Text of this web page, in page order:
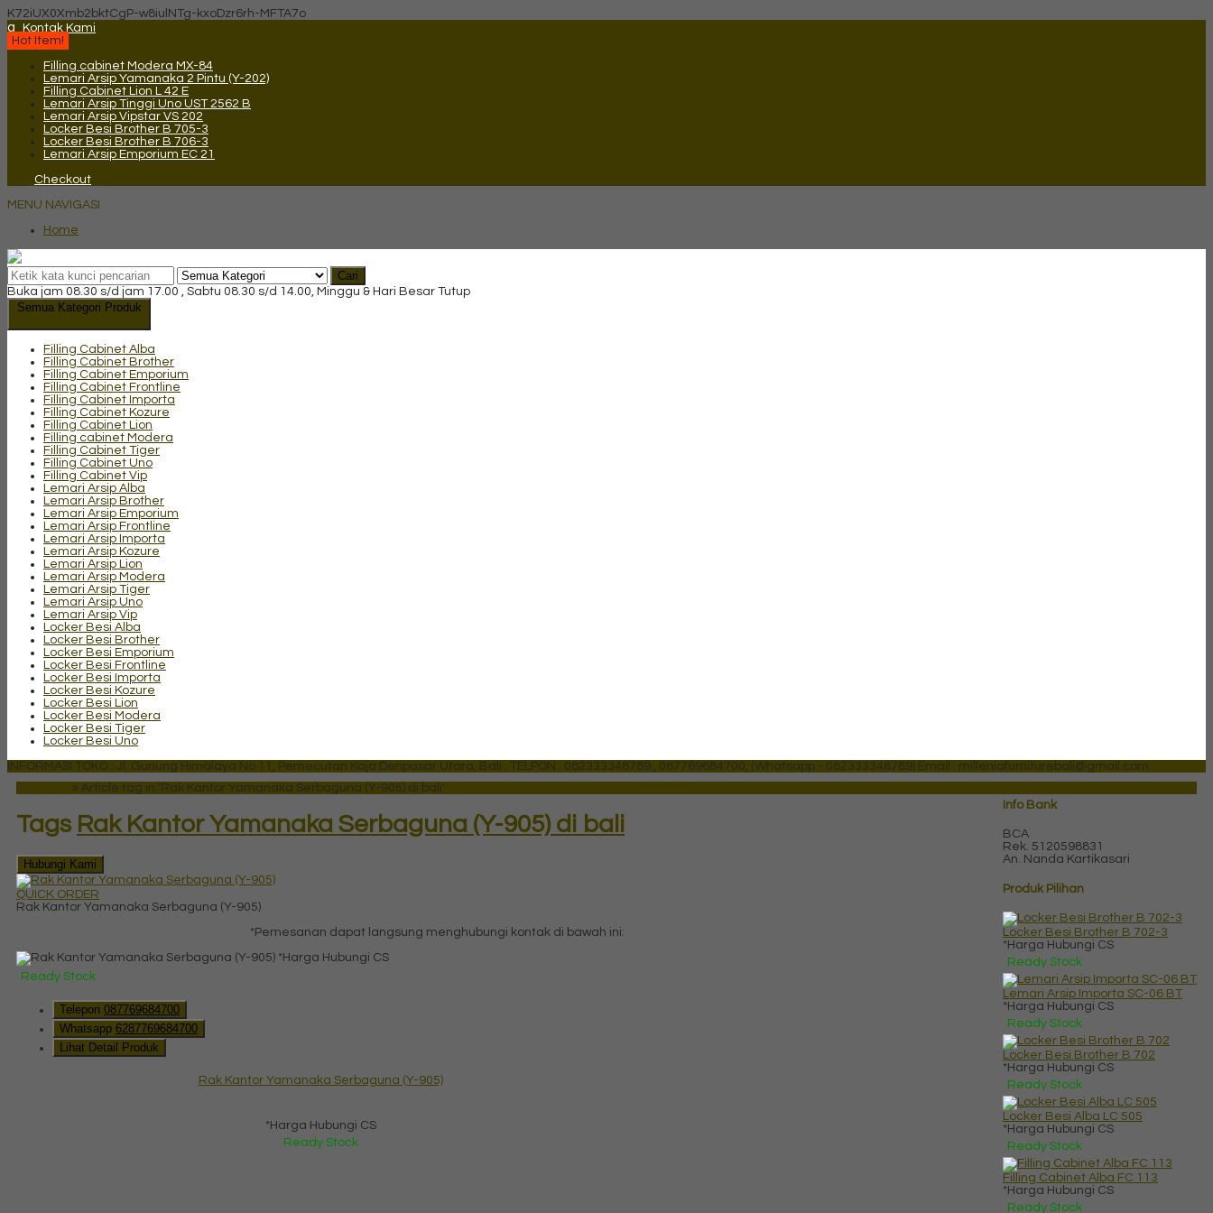
K72iUX0Xmb2bktCgP-w8iulNTg-kxoDzr6rh-MFTA7o
q
Kontak Kami
Hot Item!
Filling cabinet Modera MX-84
Lemari Arsip Yamanaka 2 Pintu (Y-202)
Filling Cabinet Lion L 42 E
Lemari Arsip Tinggi Uno UST 2562 B
Lemari Arsip Vipstar VS 202
Locker Besi Brother B 705-3
Locker Besi Brother B 706-3
Lemari Arsip Emporium EC 21
Checkout
MENU NAVIGASI
Home
Cari
Buka jam 08.30 s/d jam 17.00 , Sabtu 08.30 s/d 14.00, Minggu & Hari Besar Tutup
Semua Kategori Produk
Filling Cabinet Alba
Filling Cabinet Brother
Filling Cabinet Emporium
Filling Cabinet Frontline
Filling Cabinet Importa
Filling Cabinet Kozure
Filling Cabinet Lion
Filling cabinet Modera
Filling Cabinet Tiger
Filling Cabinet Uno
Filling Cabinet Vip
Lemari Arsip Alba
Lemari Arsip Brother
Lemari Arsip Emporium
Lemari Arsip Frontline
Lemari Arsip Importa
Lemari Arsip Kozure
Lemari Arsip Lion
Lemari Arsip Modera
Lemari Arsip Tiger
Lemari Arsip Uno
Lemari Arsip Vip
Locker Besi Alba
Locker Besi Brother
Locker Besi Emporium
Locker Besi Frontline
Locker Besi Importa
Locker Besi Kozure
Locker Besi Lion
Locker Besi Modera
Locker Besi Tiger
Locker Besi Uno
INFORMASI TOKO : Jl. Gunung Himalaya No 11, Pemecutan Kaja Denpasar Utara, Bali . TELPON : 082333348789 , 087769684700, (Whatsapp - 082333348789) Email : milleniafurniturebali@gmail.com
» Article tag in 'Rak Kantor Yamanaka Serbaguna (Y-905) di bali'
Tags Rak Kantor Yamanaka Serbaguna (Y-905) di bali
Hubungi Kami
QUICK ORDER
Rak Kantor Yamanaka Serbaguna (Y-905)
*Pemesanan dapat langsung menghubungi kontak di bawah ini:
*Harga Hubungi CS
Ready Stock
Telepon 087769684700
Whatsapp 6287769684700
Lihat Detail Produk
Rak Kantor Yamanaka Serbaguna (Y-905)
*Harga Hubungi CS
Ready Stock
Info Bank
BCA
Rek. 5120598831
An. Nanda Kartikasari
Produk Pilihan
Locker Besi Brother B 702-3
*Harga Hubungi CS
Ready Stock
Lemari Arsip Importa SC-06 BT
*Harga Hubungi CS
Ready Stock
Locker Besi Brother B 702
*Harga Hubungi CS
Ready Stock
Locker Besi Alba LC 505
*Harga Hubungi CS
Ready Stock
Filling Cabinet Alba FC 113
*Harga Hubungi CS
Ready Stock